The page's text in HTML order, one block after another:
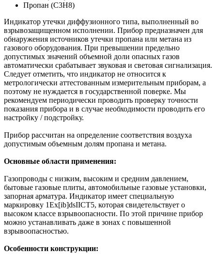
Пропан (C3H8)
Индикатор утечки диффузионного типа, выполненный во
взрывозащищенном исполнении. Прибор предназначен для
обнаружения источников утечки пропана или метана из
газового оборудования. При превышении предельно
допустимых значений объемной доли опасных газов
автоматически срабатывает звуковая и световая сигнализация.
Следует отметить, что индикатор не относится к
метрологически аттестованным измерительным приборам, а
поэтому не нуждается в государственной поверке. Мы
рекомендуем периодически проводить проверку точности
показания прибора и в случае необходимости проводить его
настройку / подстройку.
Прибор рассчитан на определение соответствия воздуха
допустимым объемным долям пропана и метана.
Основные области применения:
Газопроводы с низким, высоким и средним давлением,
бытовые газовые плиты, автомобильные газовые установки,
запорная арматура. Индикатор имеет специальную
маркировку 1Еx[ib]dsIICT5, которая свидетельствует о
высоком классе взрывоопасности. По этой причине прибор
можно устанавливать даже в зонах с повышенной
взрывоопасностью.
Особенности конструкции: